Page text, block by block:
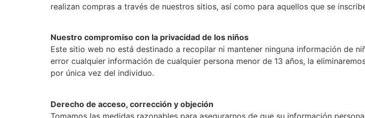
realizan compras a través de nuestros sitios, así como para aquellos que se
Nuestro compromiso con la privacidad de los niños
Este sitio web no está destinado a recopilar ni mantener ninguna información de
error cualquier información de cualquier persona menor de 13 años, la
por única vez del individuo.
Derecho de acceso, corrección y objeción
Tomamos las medidas razonables para asegurarnos de que su información